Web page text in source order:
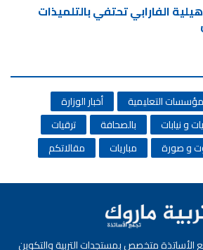
الفارابي تحتفي بالتلميذات
التعليمية
أخبار الوزارة
و نيابات بالصحافة
ترقيات
و صورة مباريات مقالاتكم
الأساتذة متخصص بمستجدات التربية والتكوين